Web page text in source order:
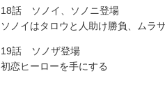
18話 ソノイ、ソノニ登場
ソノイはタロウと人助け勝負、ムラ
19話 ソノザ登場
初恋ヒーローを手にする